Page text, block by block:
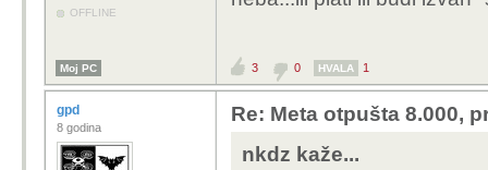
OFFLINE
Moj PC 3 0 HVALA 1
gpd
8 godina
Re: Meta otpušta 8.000,
nkdz kaže...